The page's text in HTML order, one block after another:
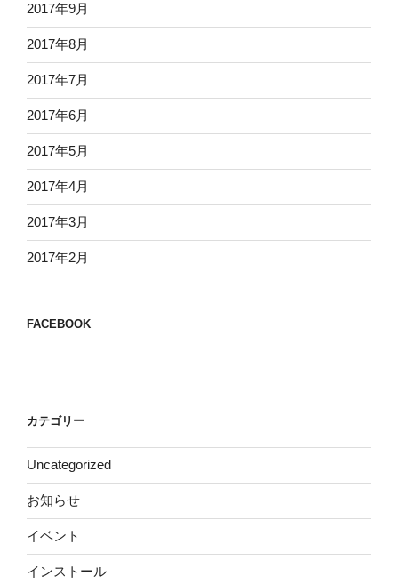
2017年9月
2017年8月
2017年7月
2017年6月
2017年5月
2017年4月
2017年3月
2017年2月
FACEBOOK
カテゴリー
Uncategorized
お知らせ
イベント
インストール